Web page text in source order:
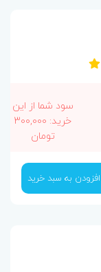
سود شما از این
خرید: 300,000
تومان
افزودن به سبد خرید